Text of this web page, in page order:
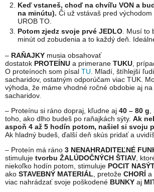
Keď vstaneš, choď na chvíľu VON a
na minútu). Či už vstávaš pred východom
UROB TO.
Potom zjedz svoje prvé JEDLO . Musí
minút od zobudenia a to každý deň.
– RAŇAJKY musia obsahovať
dostatok PROTEÍNU a primerane TUKU ,
O proteínoch som písal TU . Mladí, štíhlejší
sacharidov, ostatným odporúčam viac TUK.
výhoda, že máme vhodné ročné obdobie aj
sacharidov.
– Proteínu si ráno dopraj, kľudne aj 40 – 80 g
toho, ako dlho budeš po raňajkách sýty. Ak
aspoň 4 až 5 hodín potom, našiel si svoju
Ak hladný budeš, ďalší deň skús pridať a
– Proteín má ráno 3 NENAHRADITEĽNÉ
stimuluje tvorbu ŽALÚDOČNÝCH ŠTIAV ,
niekoľko hodín potom, stimuluje POCIT
ako STAVEBNÝ MATERIÁL , pretože CHORÍ a
viac nahrádzať svoje poškodené BUNKY aj